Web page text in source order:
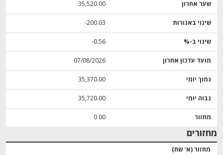
שער אחרון 35,520.00
שינוי באגורות ‎-200.03
שינוי ב-% ‎-0.56
מועד עדכון אחרון 07/08/2026
נמוך יומי 35,370.00
גבוה יומי 35,720.00
מחזור 0.00
מחזורים
מחזור (א׳ שח)